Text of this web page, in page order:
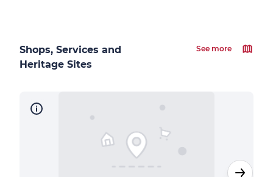
Shops, Services and
Heritage Sites
See more